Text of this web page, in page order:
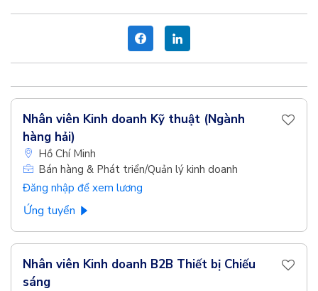
Nhân viên Kinh doanh Kỹ thuật (Ngành
hàng hải)
Hồ Chí Minh
Bán hàng & Phát triển/Quản lý kinh doanh
Đăng nhập để xem lương
Ứng tuyển
Nhân viên Kinh doanh B2B Thiết bị Chiếu
sáng